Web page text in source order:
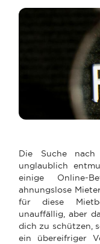
Die Suche
unglaublich
einige Online-
ahnungslose
für diese
unauffällig, aber
dich zu schützen,
ein übereifriger